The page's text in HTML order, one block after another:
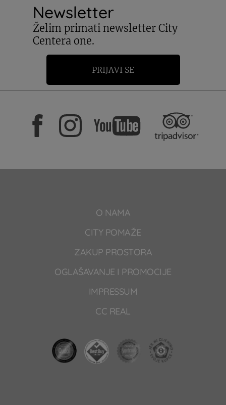
Newsletter
Želim primati newsletter City
Centera one.
PRIJAVI SE
O NAMA
CITY POMAŽE
ZAKUP PROSTORA
OGLAŠAVANJE I PROMOCIJE
IMPRESSUM
CC REAL